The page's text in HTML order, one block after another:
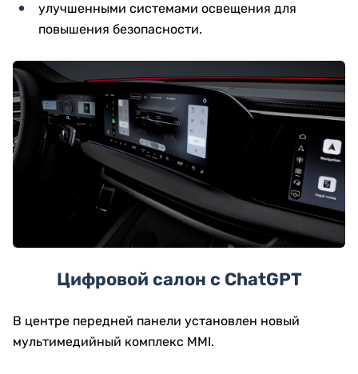
улучшенными системами освещения для
повышения безопасности.
Цифровой салон с ChatGPT
В центре передней панели установлен новый
мультимедийный комплекс MMI.